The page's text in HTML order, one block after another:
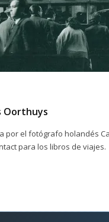
Oorthuys
por el fotógrafo holandés
para los libros de viajes.